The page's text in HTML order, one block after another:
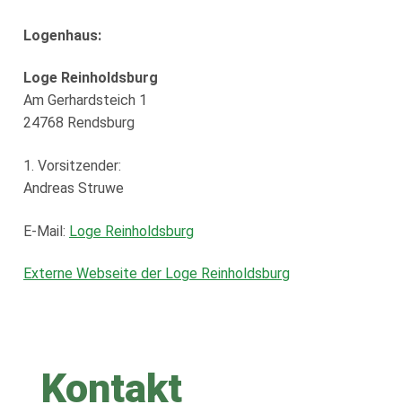
Logenhaus:
Loge Reinholdsburg
Am Gerhardsteich 1
24768 Rendsburg
1. Vorsitzender:
Andreas Struwe
E-Mail: Loge Reinholdsburg
Externe Webseite der Loge Reinholdsburg
Kontakt